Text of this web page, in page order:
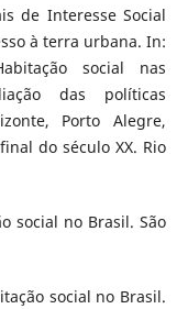
de Interesse Social
à terra urbana. In:
social nas
das políticas
Porto Alegre,
do século XX. Rio
social no Brasil. São
social no Brasil.